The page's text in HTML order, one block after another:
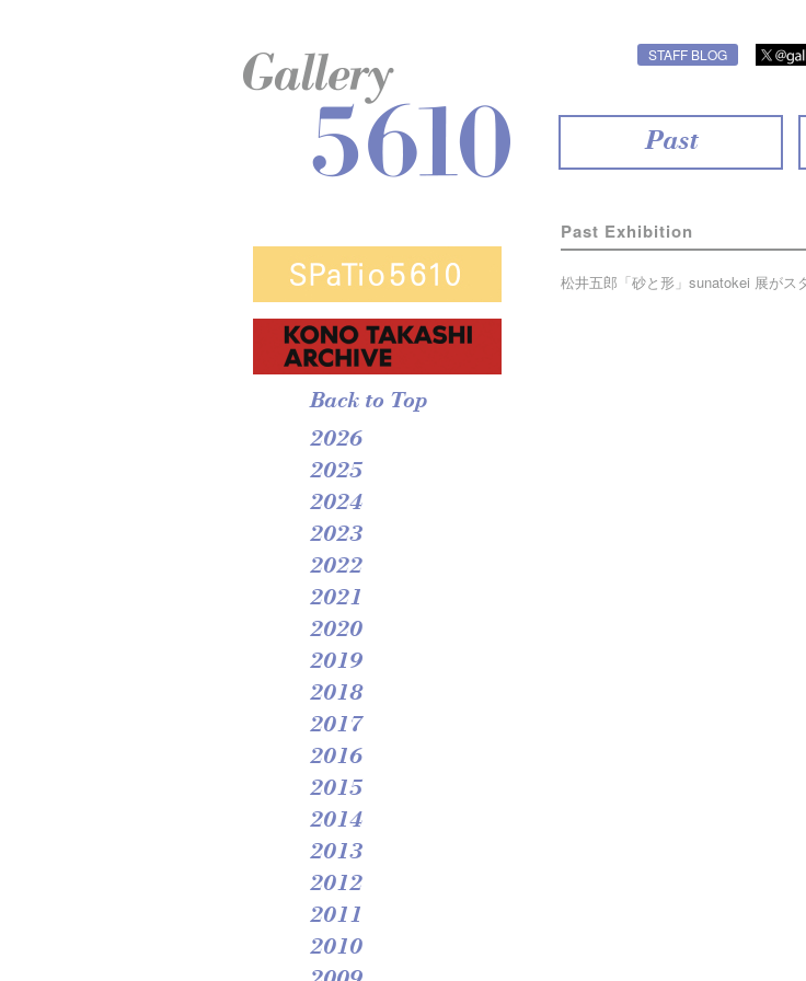
Back to Top
2026
2025
2024
2023
2022
2021
2020
2019
2018
2017
2016
2015
2014
2013
2012
2011
2010
STAFF BLOG
Past
Past Exhibition
松井五郎「砂と形」sunatokei 展がス